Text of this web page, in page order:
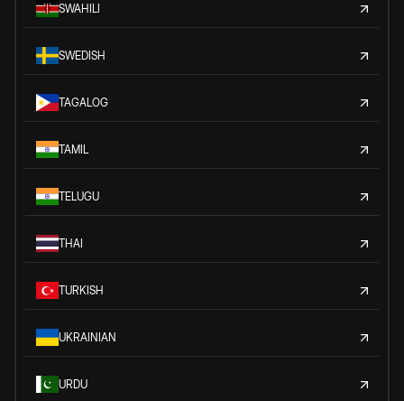
SWAHILI
SWEDISH
TAGALOG
TAMIL
TELUGU
THAI
TURKISH
UKRAINIAN
URDU